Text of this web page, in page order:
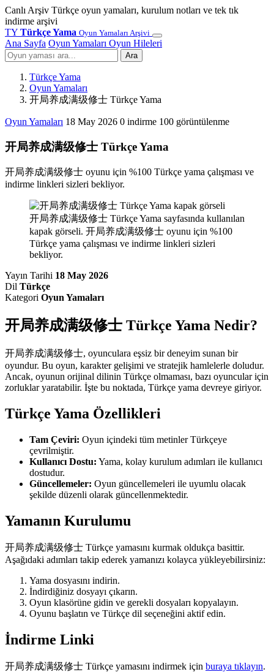
Canlı Arşiv Türkçe oyun yamaları, kurulum notları ve tek tık
indirme arşivi
TY Türkçe Yama Oyun Yamaları Arşivi
Ana Sayfa Oyun Yamaları Oyun Hileleri
Ara
Türkçe Yama
Oyun Yamaları
开局养成满级修士 Türkçe Yama
Oyun Yamaları 18 May 2026 0 indirme 100 görüntülenme
开局养成满级修士 Türkçe Yama
开局养成满级修士 oyunu için %100 Türkçe yama çalışması ve
indirme linkleri sizleri bekliyor.
开局养成满级修士 Türkçe Yama sayfasında kullanılan
kapak görseli. 开局养成满级修士 oyunu için %100
Türkçe yama çalışması ve indirme linkleri sizleri
bekliyor.
Yayın Tarihi 18 May 2026
Dil Türkçe
Kategori Oyun Yamaları
开局养成满级修士 Türkçe Yama Nedir?
开局养成满级修士, oyunculara eşsiz bir deneyim sunan bir
oyundur. Bu oyun, karakter gelişimi ve stratejik hamlelerle doludur.
Ancak, oyunun orijinal dilinin Türkçe olmaması, bazı oyuncular için
zorluklar yaratabilir. İşte bu noktada, Türkçe yama devreye giriyor.
Türkçe Yama Özellikleri
Tam Çeviri: Oyun içindeki tüm metinler Türkçeye
çevrilmiştir.
Kullanıcı Dostu: Yama, kolay kurulum adımları ile kullanıcı
dostudur.
Güncellemeler: Oyun güncellemeleri ile uyumlu olacak
şekilde düzenli olarak güncellenmektedir.
Yamanın Kurulumu
开局养成满级修士 Türkçe yamasını kurmak oldukça basittir.
Aşağıdaki adımları takip ederek yamanızı kolayca yükleyebilirsiniz:
Yama dosyasını indirin.
İndirdiğiniz dosyayı çıkarın.
Oyun klasörüne gidin ve gerekli dosyaları kopyalayın.
Oyunu başlatın ve Türkçe dil seçeneğini aktif edin.
İndirme Linki
开局养成满级修士 Türkçe yamasını indirmek için buraya tıklayın.